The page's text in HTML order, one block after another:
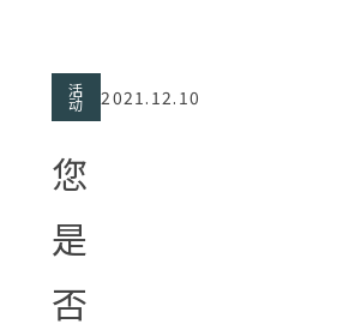
活
动 2021.12.10
您
是
否